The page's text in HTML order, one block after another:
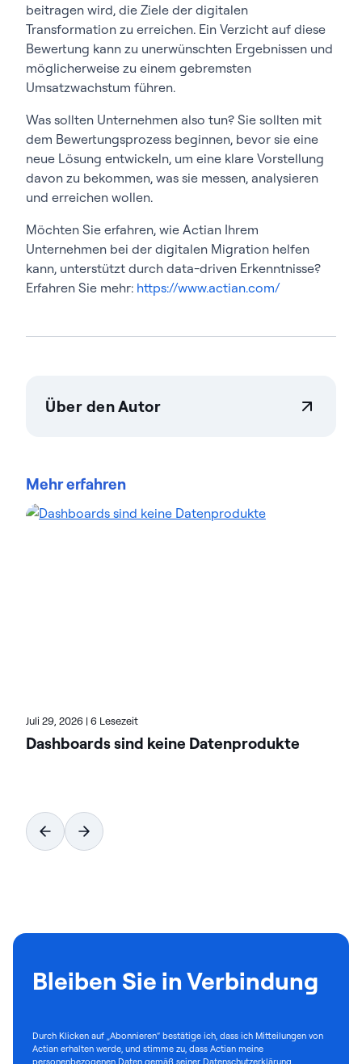
beitragen wird, die Ziele der digitalen
Transformation zu erreichen. Ein Verzicht auf diese
Bewertung kann zu unerwünschten Ergebnissen und
möglicherweise zu einem gebremsten
Umsatzwachstum führen.
Was sollten Unternehmen also tun? Sie sollten mit
dem Bewertungsprozess beginnen, bevor sie eine
neue Lösung entwickeln, um eine klare Vorstellung
davon zu bekommen, was sie messen, analysieren
und erreichen wollen.
Möchten Sie erfahren, wie Actian Ihrem
Unternehmen bei der digitalen Migration helfen
kann, unterstützt durch data-driven Erkenntnisse?
Erfahren Sie mehr: https://www.actian.com/
Über den Autor
Integrations-, Verwaltungs- und Fähigkeiten der
Jahre Erfahrung im Marketing für Analyse-,
Mehr erfahren
Juli 29, 2026 | 6 Lesezeit
Dashboards sind keine Datenprodukte
Bleiben Sie in Verbindung
Durch Klicken auf „Abonnieren“ bestätige ich, dass ich Mitteilungen von
Actian erhalten werde, und stimme zu, dass Actian meine
personenbezogenen Daten gemäß seiner Datenschutzerklärung